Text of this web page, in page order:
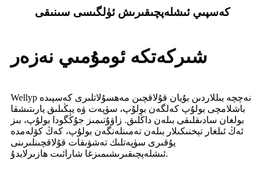
كەسپىي ئىشلەپچىقىرىش ئۈلگىسى سىنىقى
شىركەتكە ئومۇمىي نەزەر
Wellyp نەچچە يىللاردىن بۇيان قۇلاقچىن مەھسۇلاتلىرى كەسپىدە
باشلامچى بولۇپ كەلگەن بولۇپ، سۈپەت ۋە يېڭىلىق يارىتىشقا
بولغان سادىقلىقى بىلەن داڭلىق. زاۋۇتىمىز جۇڭگودا بولۇپ، بىز
ئەڭ ئىلغار تېخنىكىلار بىلەن تەمىنلەنگەن بولۇپ، كەڭ كۆلەمدە
يۇقىرى سۈپەتلىك تەشۋىقات قۇلاقچىنلىرىنى
ئىشلەپچىقىرىشىمىزغا شارائىت ھازىرلايدۇ.